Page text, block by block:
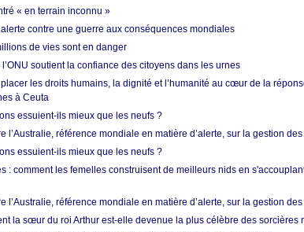
« en terrain inconnu »
contre une guerre aux conséquences mondiales
de vies sont en danger
soutient la confiance des citoyens dans les urnes
les droits humains, la dignité et l’humanité au cœur de la
à Ceuta
essuient-ils mieux que les neufs ?
l’Australie, référence mondiale en matière d’alerte, sur la gestion
essuient-ils mieux que les neufs ?
: comment les femelles construisent de meilleurs nids en
l’Australie, référence mondiale en matière d’alerte, sur la gestion
la sœur du roi Arthur est-elle devenue la plus célèbre des sorcières